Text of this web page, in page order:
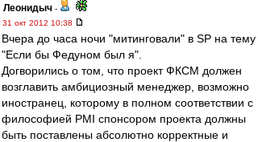
Леонидыч -
31 окт 2012 10:38
Вчера до часа ночи "митинговали" в SP на тему
"Если бы Федуном был я".
Догворились о том, что проект ФКСМ должен
возглавить амбициозный менеджер, возможно
иностранец, которому в полном соответствии с
философией PMI спонсором проекта должны
быть поставлены абсолютно корректные и